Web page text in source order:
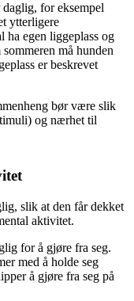
for eksempel
ytterligere
ha egen liggeplass og
må hunden
er beskrevet
bør være slik
og nærhet til
slik at den får dekket
aktivitet.
for å gjøre fra seg.
med å holde seg
å gjøre fra seg på